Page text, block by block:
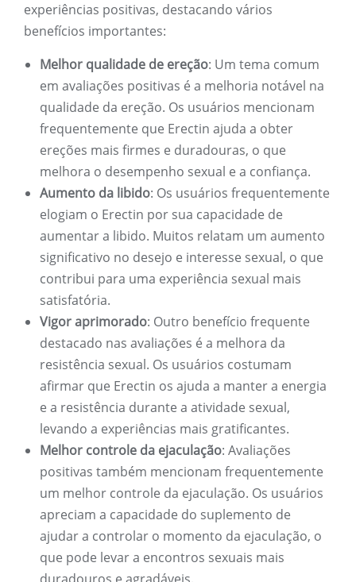
experiências positivas, destacando vários
benefícios importantes:
Melhor qualidade de ereção: Um tema comum
em avaliações positivas é a melhoria notável na
qualidade da ereção. Os usuários mencionam
frequentemente que Erectin ajuda a obter
ereções mais firmes e duradouras, o que
melhora o desempenho sexual e a confiança.
Aumento da libido: Os usuários frequentemente
elogiam o Erectin por sua capacidade de
aumentar a libido. Muitos relatam um aumento
significativo no desejo e interesse sexual, o que
contribui para uma experiência sexual mais
satisfatória.
Vigor aprimorado: Outro benefício frequente
destacado nas avaliações é a melhora da
resistência sexual. Os usuários costumam
afirmar que Erectin os ajuda a manter a energia
e a resistência durante a atividade sexual,
levando a experiências mais gratificantes.
Melhor controle da ejaculação: Avaliações
positivas também mencionam frequentemente
um melhor controle da ejaculação. Os usuários
apreciam a capacidade do suplemento de
ajudar a controlar o momento da ejaculação, o
que pode levar a encontros sexuais mais